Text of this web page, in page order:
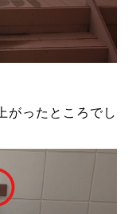
がったところでし